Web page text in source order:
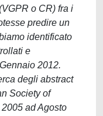
o CR) fra i
predire un
identificato
e
2012.
degli abstract
Society of
ad Agosto